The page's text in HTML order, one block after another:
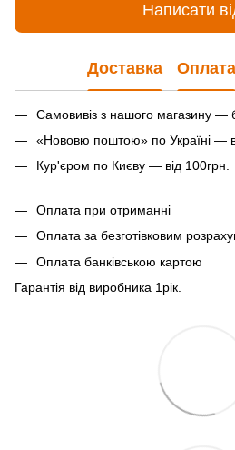
Написати
Доставка Оплата
Самовивіз з нашого магазину —
«Нововю поштою» по Україні —
Кур'єром по Києву — від 100грн.
Оплата при отриманні
Оплата за безготівковим
Оплата банківською картою
Гарантія від виробника 1рiк.